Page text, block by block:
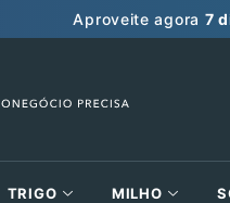
Aproveite agora 7
TRIGO MILHO